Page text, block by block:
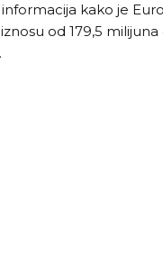
kako je
od 179,5 milijuna